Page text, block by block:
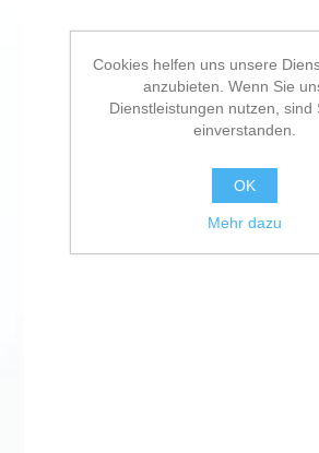
Cookies helfen uns unsere
anzubieten. Wenn Sie
Dienstleistungen nutzen, sind
einverstanden.
OK
Mehr dazu